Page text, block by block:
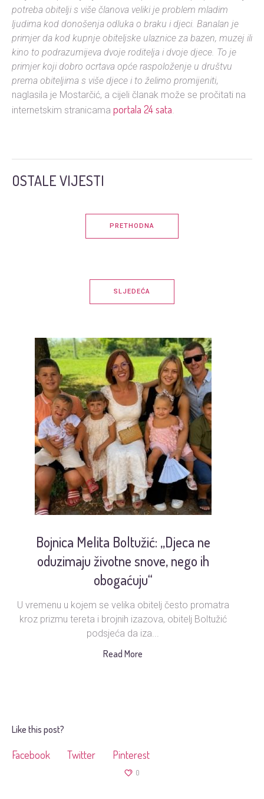
potreba obitelji s više članova veliki je problem mladim
ljudima kod donošenja odluka o braku i djeci. Banalan je
primjer da kod kupnje obiteljske ulaznice za bazen, muzej ili
kino to podrazumijeva dvoje roditelja i dvoje djece. To je
primjer koji dobro ocrtava opće raspoloženje u društvu
prema obiteljima s više djece i to želimo promijeniti,
naglasila je Mostarčić, a cijeli članak može se pročitati na
internetskim stranicama portala 24 sata
OSTALE VIJESTI
PRETHODNA
SLJEDEĆA
Bojnica Melita Boltužić: „Djeca ne
oduzimaju životne snove, nego ih
obogaćuju“
U vremenu u kojem se velika obitelj često promatra
kroz prizmu tereta i brojnih izazova, obitelj Boltužić
podsjeća da iza...
Read More
Like this post?
Facebook Twitter Pinterest
0